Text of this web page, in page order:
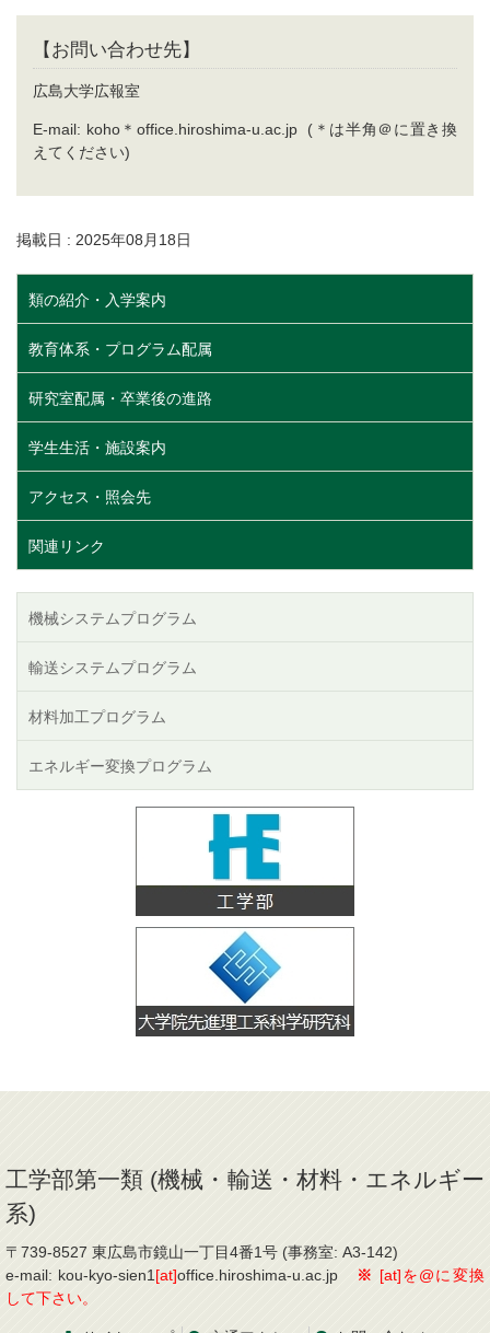
【お問い合わせ先】
広島大学広報室
E-mail: koho＊office.hiroshima-u.ac.jp (＊は半角＠に置き換
えてください)
掲載日 : 2025年08月18日
類の紹介・入学案内
教育体系・プログラム配属
研究室配属・卒業後の進路
学生生活・施設案内
アクセス・照会先
関連リンク
機械システムプログラム
輸送システムプログラム
材料加工プログラム
エネルギー変換プログラム
工学部第一類 (機械・輸送・材料・エネルギー
系)
〒739-8527 東広島市鏡山一丁目4番1号 (事務室: A3-142)
e-mail: kou-kyo-sien1 [at]office.hiroshima-u.ac.jp ※ [at]を@に変換
して下さい。